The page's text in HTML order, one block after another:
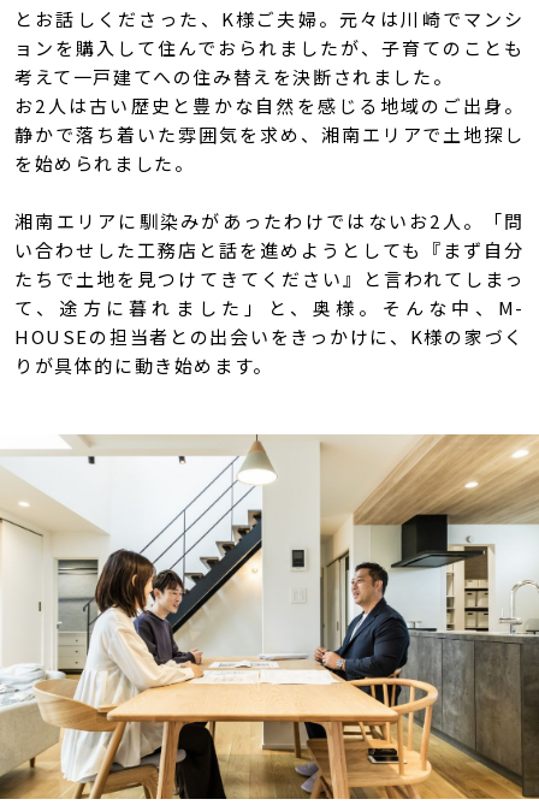
とお話しくださった、K様ご夫婦。元々は川崎でマンシ
ョンを購入して住んでおられましたが、子育てのことも
考えて一戸建てへの住み替えを決断されました。
お2人は古い歴史と豊かな自然を感じる地域のご出身。
静かで落ち着いた雰囲気を求め、湘南エリアで土地探し
を始められました。
湘南エリアに馴染みがあったわけではないお2人。「問
い合わせした工務店と話を進めようとしても『まず自分
たちで土地を見つけてきてください』と言われてしまっ
て、途方に暮れました」と、奥様。そんな中、M-
HOUSEの担当者との出会いをきっかけに、K様の家づく
りが具体的に動き始めます。